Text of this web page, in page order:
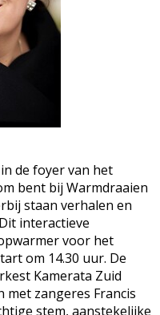
de foyer van het
bent bij Warmdraaien
staan verhalen en
interactieve
voor het
om 14.30 uur. De
Kamerata Zuid
zangeres Francis
stem, aanstekelijke